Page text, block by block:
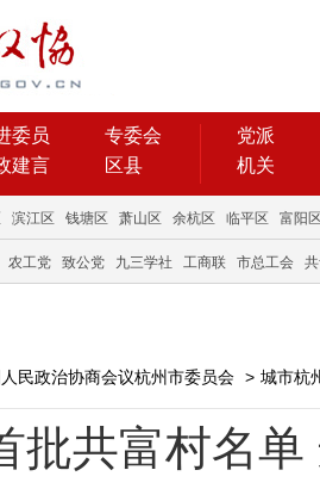
委员
专委会
建言 区县
党派
机关
滨江区 钱塘区 萧山区 余杭区 临平区 富阳
农工党 致公党 九三学社 工商联 市总工会
民政治协商会议杭州市委员会 > 城市杭
批共富村名